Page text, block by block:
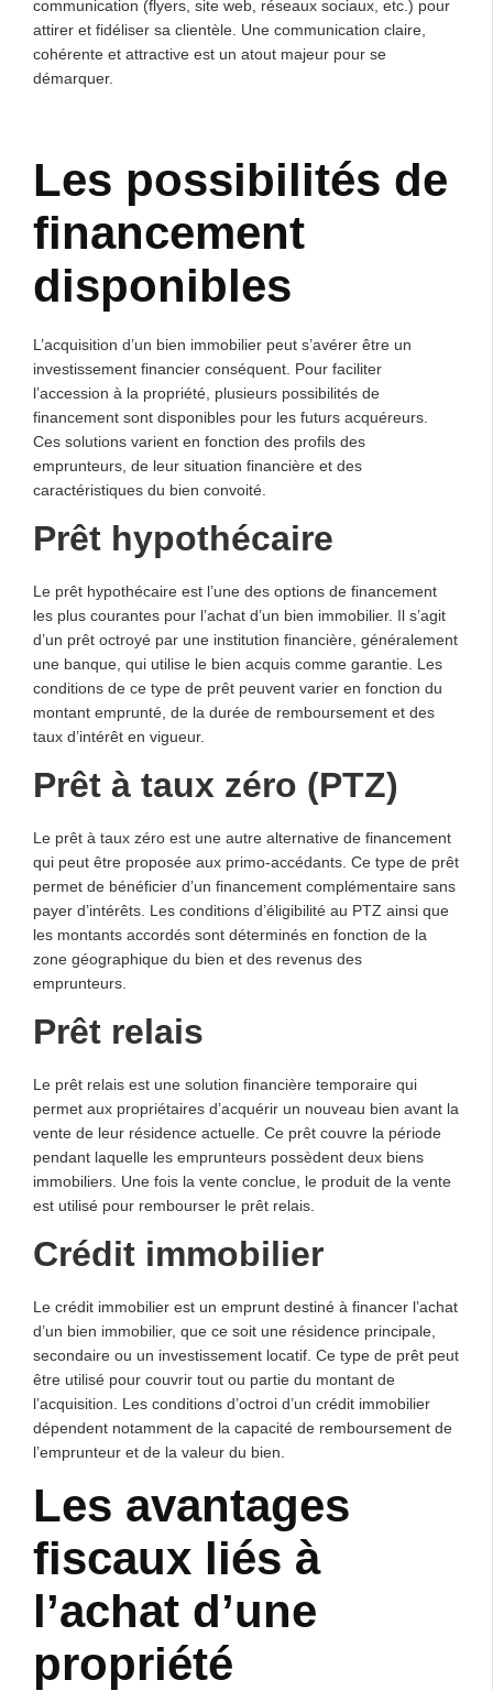
communication (flyers, site web, réseaux sociaux, etc.) pour
attirer et fidéliser sa clientèle. Une communication claire,
cohérente et attractive est un atout majeur pour se
démarquer.
Les possibilités de
financement
disponibles
L’acquisition d’un bien immobilier peut s’avérer être un
investissement financier conséquent. Pour faciliter
l’accession à la propriété, plusieurs possibilités de
financement sont disponibles pour les futurs acquéreurs.
Ces solutions varient en fonction des profils des
emprunteurs, de leur situation financière et des
caractéristiques du bien convoité.
Prêt hypothécaire
Le prêt hypothécaire est l’une des options de financement
les plus courantes pour l’achat d’un bien immobilier. Il s’agit
d’un prêt octroyé par une institution financière, généralement
une banque, qui utilise le bien acquis comme garantie. Les
conditions de ce type de prêt peuvent varier en fonction du
montant emprunté, de la durée de remboursement et des
taux d’intérêt en vigueur.
Prêt à taux zéro (PTZ)
Le prêt à taux zéro est une autre alternative de financement
qui peut être proposée aux primo-accédants. Ce type de prêt
permet de bénéficier d’un financement complémentaire sans
payer d’intérêts. Les conditions d’éligibilité au PTZ ainsi que
les montants accordés sont déterminés en fonction de la
zone géographique du bien et des revenus des
emprunteurs.
Prêt relais
Le prêt relais est une solution financière temporaire qui
permet aux propriétaires d’acquérir un nouveau bien avant la
vente de leur résidence actuelle. Ce prêt couvre la période
pendant laquelle les emprunteurs possèdent deux biens
immobiliers. Une fois la vente conclue, le produit de la vente
est utilisé pour rembourser le prêt relais.
Crédit immobilier
Le crédit immobilier est un emprunt destiné à financer l’achat
d’un bien immobilier, que ce soit une résidence principale,
secondaire ou un investissement locatif. Ce type de prêt peut
être utilisé pour couvrir tout ou partie du montant de
l’acquisition. Les conditions d’octroi d’un crédit immobilier
dépendent notamment de la capacité de remboursement de
l’emprunteur et de la valeur du bien.
Les avantages
fiscaux liés à
l’achat d’une
propriété